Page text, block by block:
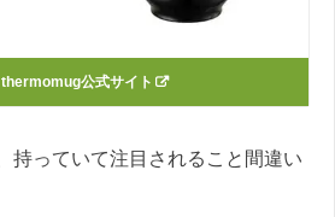
公式サイト
持っていて注目されること間違い